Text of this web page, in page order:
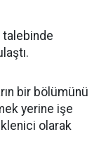
talebinde
bir bölümünü
yerine işe
olarak